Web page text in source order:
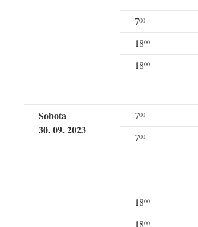
700
1800
1800
Sobota
30. 09. 2023
700
700
1800
1800